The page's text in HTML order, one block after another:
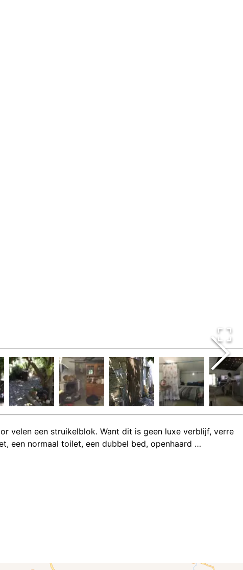
velen een struikelblok. Want dit is geen luxe verblijf, verre
een normaal toilet, een dubbel bed, openhaard …